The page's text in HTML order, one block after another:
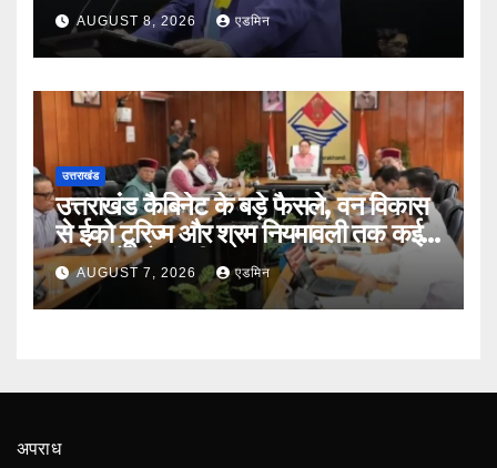
AUGUST 8, 2026 एडमिन
उत्तराखंड
उत्तराखंड कैबिनेट के बड़े फैसले, वन विकास
से ईको टूरिज्म और श्रम नियमावली तक कई
प्रस्तावों को मंजूरी
AUGUST 7, 2026 एडमिन
अपराध